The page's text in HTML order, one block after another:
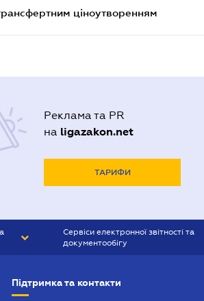
ціноутворенням
Реклама та PR
на ligazakon.net
ТАРИФИ
Сервіси електронної звітності та
документообігу
Підтримка та контакти